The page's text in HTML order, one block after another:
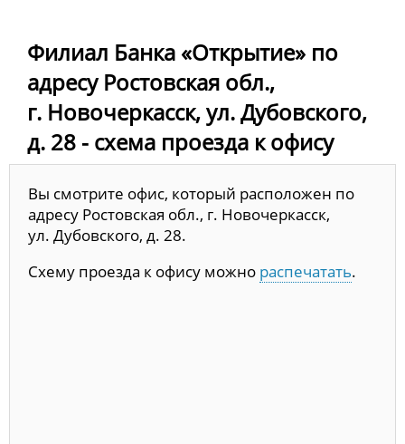
Филиал Банка «Открытие» по
адресу Ростовская обл.,
г. Новочеркасск, ул. Дубовского,
д. 28 - схема проезда к офису
Вы смотрите офис, который расположен по
адресу Ростовская обл., г. Новочеркасск,
ул. Дубовского, д. 28.
Схему проезда к офису можно распечатать.